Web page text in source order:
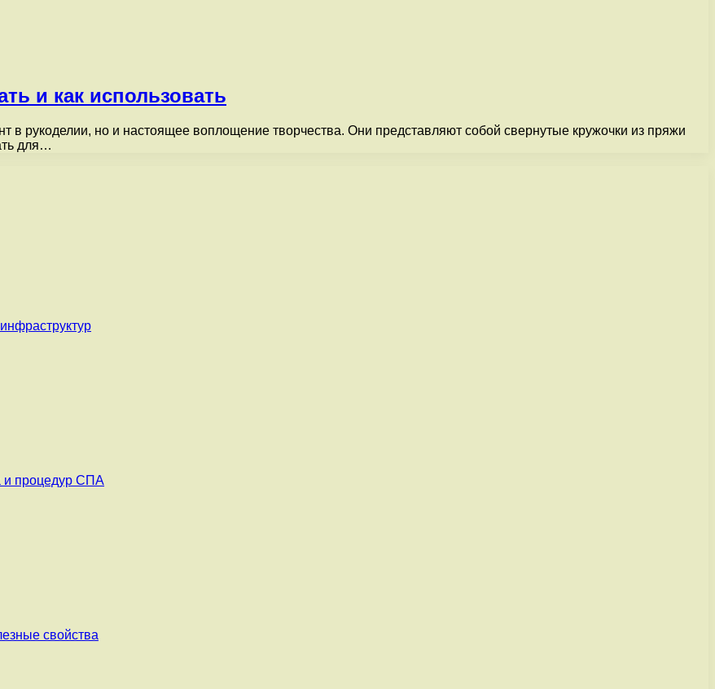
и как использовать
в рукоделии, но и настоящее воплощение творчества. Они представляют собой свернутые кружочки из пряжи
для…
и процедур СПА
свойства